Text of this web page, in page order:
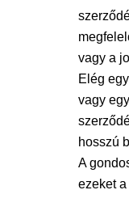
vagy a
Elég
vagy
hosszú
A
ezeket